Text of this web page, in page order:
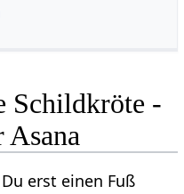
Schildkröte -
Asana
erst einen Fuß